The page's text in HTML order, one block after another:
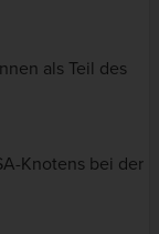
als Teil des
Knotens bei der